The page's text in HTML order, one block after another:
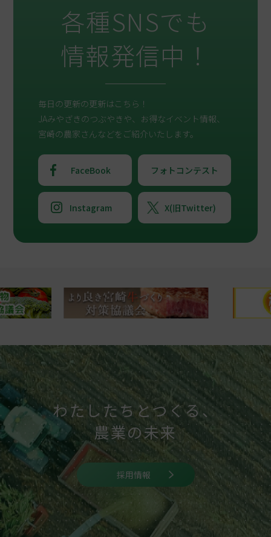
各種SNSでも
情報発信中！
毎日の更新の更新はこちら！
JAみやざきのつぶやきや、お得なイベント情報、
宮崎の農家さんなどをご紹介いたします。
X(旧Twitter)
FaceBook フォトコンテスト
Instagram
わたしたちとつくる、
農業の未来
採用情報